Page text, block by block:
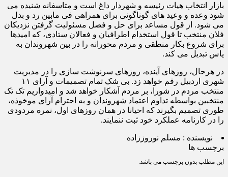
بازار انتخاب هیات رئیسه و شهردار داغ است و متاسفانه شنیده می
شود وعده و وعید های گوناگونی برای همراهی فی مابین رد و بدل
می شود. از قول مساعد برای حل و فصل مسئولیت گرفتن نزدیکان
فلان منتخب تا قول استخدام اطرافیان و فعالان ستادی، که امیدها
برای شروع بکار منطقی و مردم محورانه را در بین شهروندان به
یاس تبدیل می کند.
در هرحال، روزهای آینده، روزهای سرنوشت سازی را در مدیریت
شهری اردبیل رقم خواهد زد. بی شک تمام تصمیمات و آرای ۱۱
منتخب مردم در شورا، بر مردم آشکار خواهد شد و امیدواریم تک تک
منتخبین بواسطه تداوم اعتماد شهروندان و به احترام آرای موخوذه،
طوری تصمیم بگیرند که احیانا در همان روزهای اول، نمره مردودی
را در کارنامه عملکرد خود ثبت ننمایند.
نویسنده : مسلم نوروززاده
برچسب ها
این مطلب بدون برچسب می باشد.